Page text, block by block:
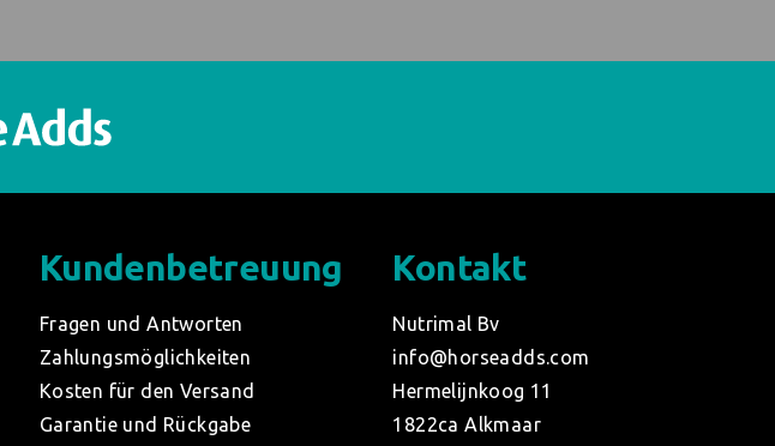
Kundenbetreuung
Fragen und Antworten
Zahlungsmöglichkeiten
Kosten für den Versand
Garantie und Rückgabe
Kontakt
Nutrimal Bv
info@horseadds.com
Hermelijnkoog 11
1822ca Alkmaar